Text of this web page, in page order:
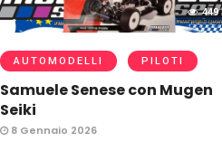
449
AUTOMODELLI PILOTI
Samuele Senese con Mugen
Seiki
8 Gennaio 2026